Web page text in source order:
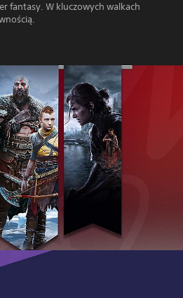
fantasy. W kluczowych walkach